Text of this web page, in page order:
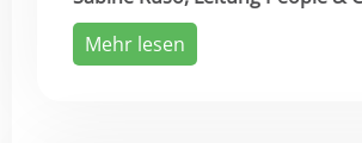
Mehr lesen